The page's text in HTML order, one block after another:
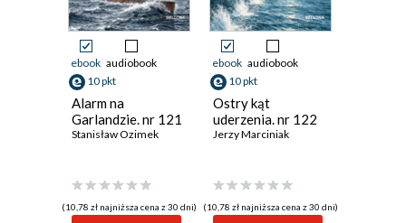
ebook audiobook
10 pkt
Alarm na
Garlandzie. nr 121
Stanisław Ozimek
(10,78 zł najniższa cena z 30 dni)
ebook audiobook
10 pkt
Ostry kąt
uderzenia. nr 122
Jerzy Marciniak
(10,78 zł najniższa cena z 30 dni)